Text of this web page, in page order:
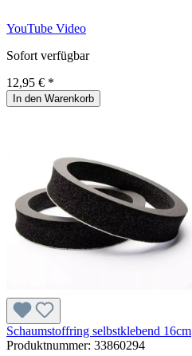
YouTube Video
Sofort verfügbar
12,95 € *
In den Warenkorb
Schaumstoffring selbstklebend 16cm
Produktnummer: 33860294